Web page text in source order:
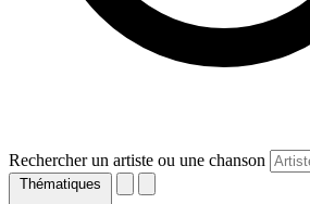
Rechercher un artiste ou une chanson
Thématiques